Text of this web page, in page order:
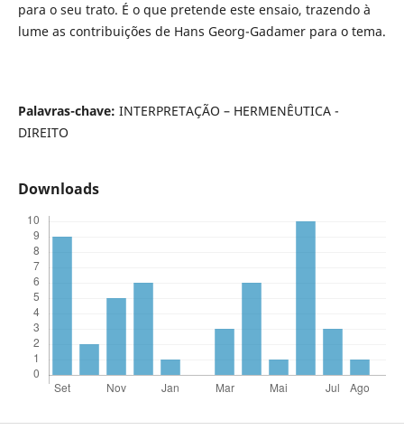
para o seu trato. É o que pretende este ensaio, trazendo à
lume as contribuições de Hans Georg-Gadamer para o tema.
Palavras-chave: INTERPRETAÇÃO – HERMENÊUTICA -
DIREITO
Downloads